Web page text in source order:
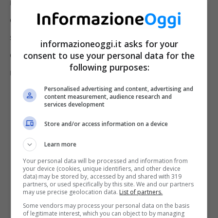
mal configurato che ha rete impossibile
eseguire le transazioni. Il problema è stato
subito risolto, ma il malcontento degli utenti
di bitcoin ha danneggiato la credibilità del
network.
informazioneoggi.it asks for your
consent to use your personal data for the
following purposes:
Personalised advertising and content, advertising and
content measurement, audience research and
services development
Store and/or access information on a device
Learn more
Your personal data will be processed and information from
your device (cookies, unique identifiers, and other device
data) may be stored by, accessed by and shared with 319
partners, or used specifically by this site. We and our partners
may use precise geolocation data. List of partners.
Some vendors may process your personal data on the basis
of legitimate interest, which you can object to by managing